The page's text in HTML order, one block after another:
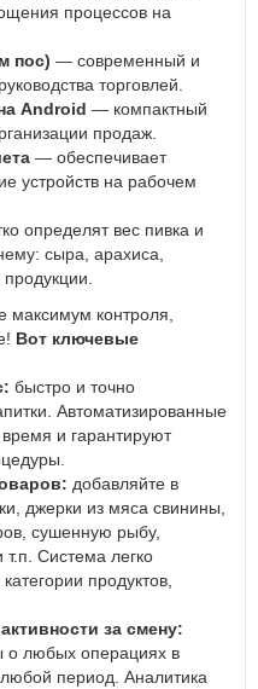
процессов на
пос) — современный и
торговлей.
Android — компактный
продаж.
— обеспечивает
устройств на рабочем
определят вес пивка и
сыра, арахиса,
контроля,
Вот ключевые
быстро и точно
Автоматизированные
и гарантируют
добавляйте в
джерки из мяса свинины,
сушенную рыбу,
т.п. Система легко
продуктов,
за смену:
о любых операциях в
период. Аналитика